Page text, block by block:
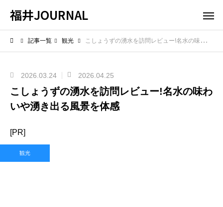
福井JOURNAL
記事一覧 観光 こしょうずの湧水を訪問レビュー!名水の味わいや湧き出る風景を体感
2026.03.24 2026.04.25
こしょうずの湧水を訪問レビュー!名水の味わ
いや湧き出る風景を体感
[PR]
観光